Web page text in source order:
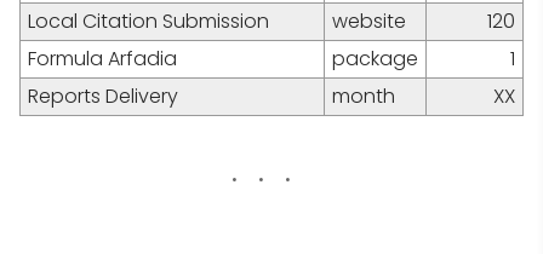
Local Citation Submission website
120
Formula Arfadia
package
1
Reports Delivery
month XX